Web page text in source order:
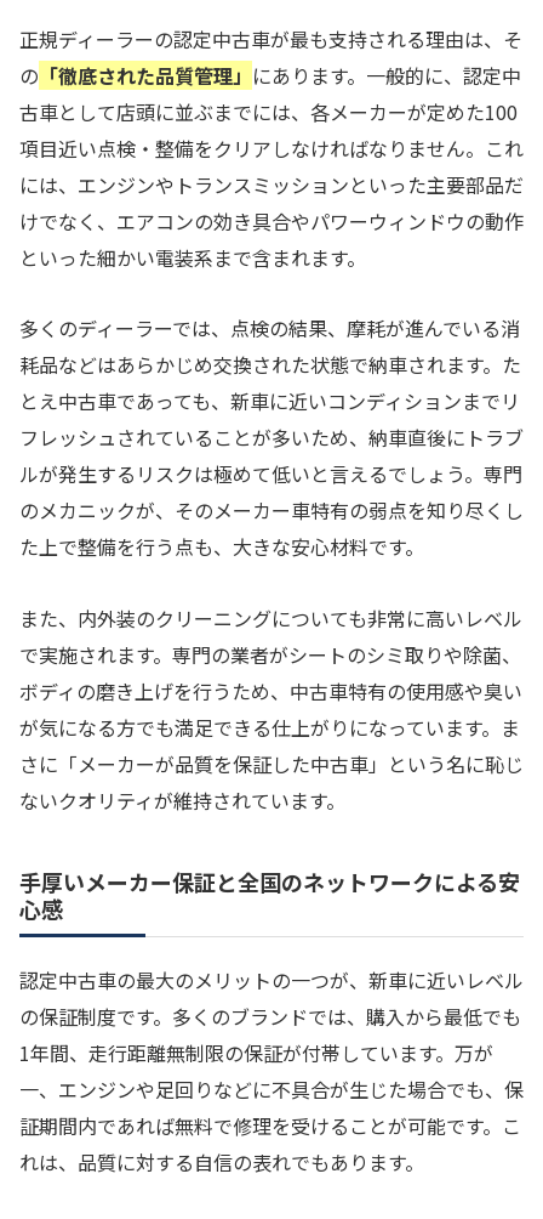
正規ディーラーの認定中古車が最も支持される理由は、そ
の 「徹底された品質管理」 にあります。一般的に、認定中
古車として店頭に並ぶまでには、各メーカーが定めた100
項目近い点検・整備をクリアしなければなりません。これ
には、エンジンやトランスミッションといった主要部品だ
けでなく、エアコンの効き具合やパワーウィンドウの動作
といった細かい電装系まで含まれます。
多くのディーラーでは、点検の結果、摩耗が進んでいる消
耗品などはあらかじめ交換された状態で納車されます。た
とえ中古車であっても、新車に近いコンディションまでリ
フレッシュされていることが多いため、納車直後にトラブ
ルが発生するリスクは極めて低いと言えるでしょう。専門
のメカニックが、そのメーカー車特有の弱点を知り尽くし
た上で整備を行う点も、大きな安心材料です。
また、内外装のクリーニングについても非常に高いレベル
で実施されます。専門の業者がシートのシミ取りや除菌、
ボディの磨き上げを行うため、中古車特有の使用感や臭い
が気になる方でも満足できる仕上がりになっています。ま
さに「メーカーが品質を保証した中古車」という名に恥じ
ないクオリティが維持されています。
手厚いメーカー保証と全国のネットワークによる安
心感
認定中古車の最大のメリットの一つが、新車に近いレベル
の保証制度です。多くのブランドでは、購入から最低でも
1年間、走行距離無制限の保証が付帯しています。万が
一、エンジンや足回りなどに不具合が生じた場合でも、保
証期間内であれば無料で修理を受けることが可能です。こ
れは、品質に対する自信の表れでもあります。